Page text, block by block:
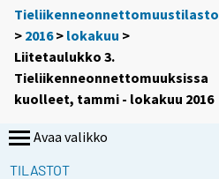
Tieliikenneonnettomuustilasto
> 2016> lokakuu >
Liitetaulukko 3.
Tieliikenneonnettomuuksissa
kuolleet, tammi - lokakuu 2016
Avaa valikko
TILASTOT